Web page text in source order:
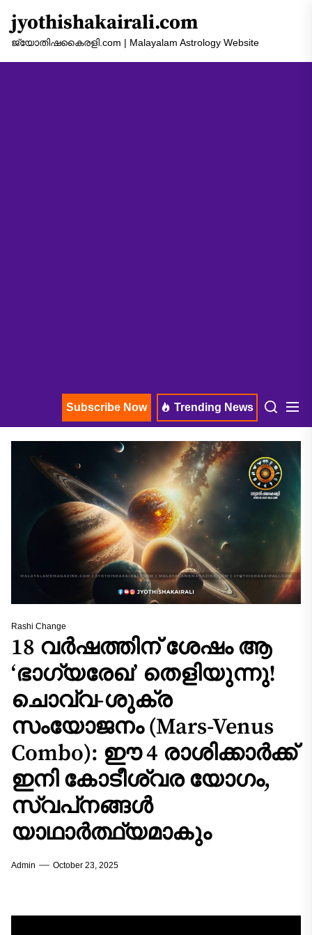
the
jyothishakairali.com
ജ്യോതിഷകൈരളി.com | Malayalam Astrology Website
Subscribe Now Trending News
Rashi Change
18 വർഷത്തിന് ശേഷം ആ
‘ഭാഗ്യരേഖ’ തെളിയുന്നു!
ചൊവ്വ-ശുക്ര
സംയോജനം (Mars-Venus
Combo): ഈ 4 രാശിക്കാർക്ക്
ഇനി കോടീശ്വര യോഗം,
സ്വപ്‌നങ്ങൾ
യാഥാർത്ഥ്യമാകും
Admin October 23, 2025